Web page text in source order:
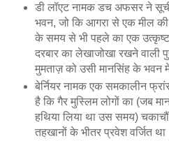
डी लॉएट नामक डच अफसर ने
भवन, जो कि आगरा से एक मील की
के समय से भी पहले का एक
दरबार का लेखाजोखा रखने वाली
मुमताज़ को उसी मानसिंह के भवन
बेर्नियर नामक एक समकालीन
है कि गैर मुस्लिम लोगों का (जब
हथिया लिया था उस समय)
तहखानों के भीतर प्रवेश वर्जित